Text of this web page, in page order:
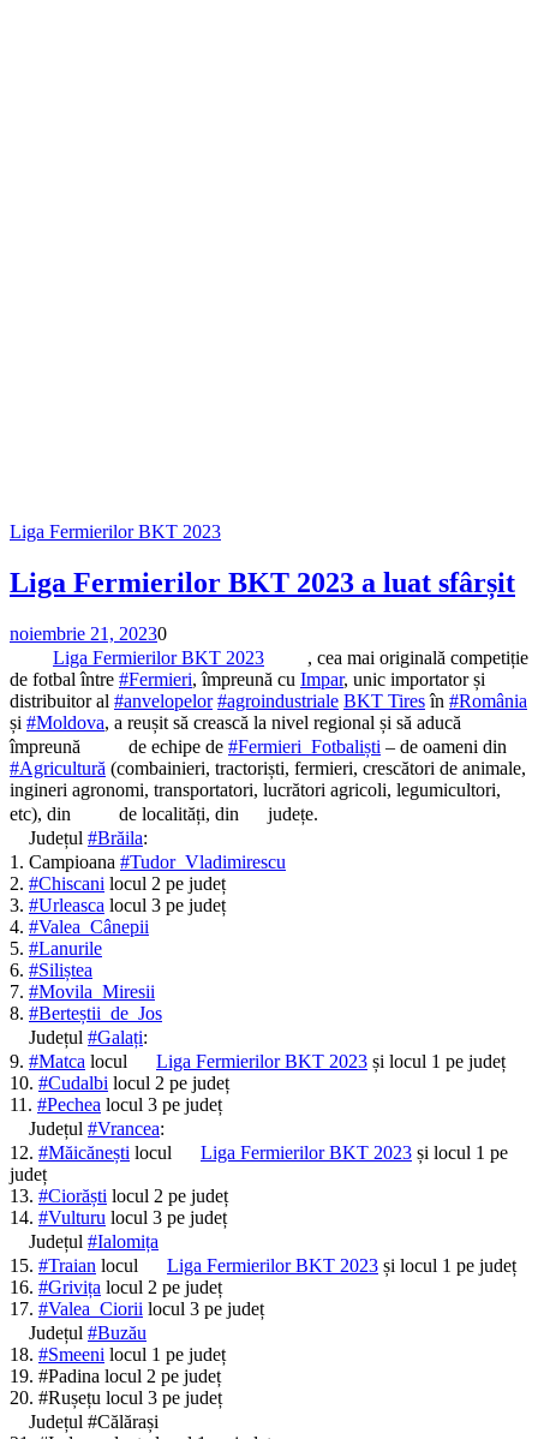
Liga Fermierilor BKT 2023
Liga Fermierilor BKT 2023 a luat sfârșit
noiembrie 21, 20230
Liga Fermierilor BKT 2023
, cea mai originală competiție
de fotbal între #Fermieri, împreună cu Impar, unic importator și
distribuitor al #anvelopelor #agroindustriale BKT Tiresîn #România
și #Moldova, a reușit să crească la nivel regional și să aducă
împreună
de echipe de #Fermieri_Fotbaliști – de oameni din
#Agricultură (combainieri, tractoriști, fermieri, crescători de animale,
ingineri agronomi, transportatori, lucrători agricoli, legumicultori,
etc), din
de localități, din
județe.
Județul #Brăila:
1. Campioana #Tudor_Vladimirescu
2. #Chiscani locul 2 pe județ
3. #Urleasca locul 3 pe județ
4. #Valea_Cânepii
5. #Lanurile
6. #Siliștea
7. #Movila_Miresii
8. #Berteștii_de_Jos
Județul #Galați:
9. #Matca locul Liga Fermierilor BKT 2023 și locul 1 pe județ
10. #Cudalbi locul 2 pe județ
11. #Pechea locul 3 pe județ
Județul #Vrancea:
12. #Măicănești locul Liga Fermierilor BKT 2023 și locul 1 pe
județ
13. #Ciorăști locul 2 pe județ
14. #Vulturu locul 3 pe județ
Județul #Ialomița
15. #Traian locul Liga Fermierilor BKT 2023 și locul 1 pe județ
16. #Grivița locul 2 pe județ
17. #Valea_Ciorii locul 3 pe județ
Județul #Buzău
18. #Smeeni locul 1 pe județ
19. #Padina locul 2 pe județ
20. #Rușețu locul 3 pe județ
Județul #Călărași